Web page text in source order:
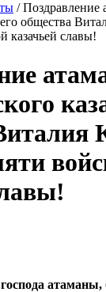
/ Поздравление
общества
казачьей славы!
атаманы,